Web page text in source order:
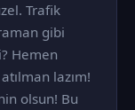
Trafik
gibi
Hemen
lazım!
olsun! Bu